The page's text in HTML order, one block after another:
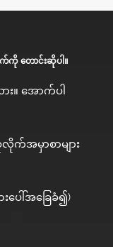
ကို တောင်းဆိုပါ။
း။ အောက်ပါ
က်အမှာစာများ
ပေါ်အခြေခံ၍)